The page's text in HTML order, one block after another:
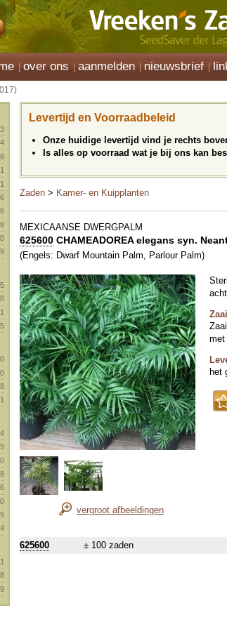
over ons aanmelden nieuwsbrief
4
9
Levertijd en Voorraadbeleid
Onze huidige levertijd vind je rechts
Is alles op voorraad wat je bij ons kan
Zaden > Kamer- en Kuipplanten
MEXICAANSE DWERGPALM
625600 CHAMEADOREA elegans syn.
(Engels: Dwarf Mountain Palm, Parlour Palm)
vergroot afbeeldingen
met
het
625600 ± 100 zaden